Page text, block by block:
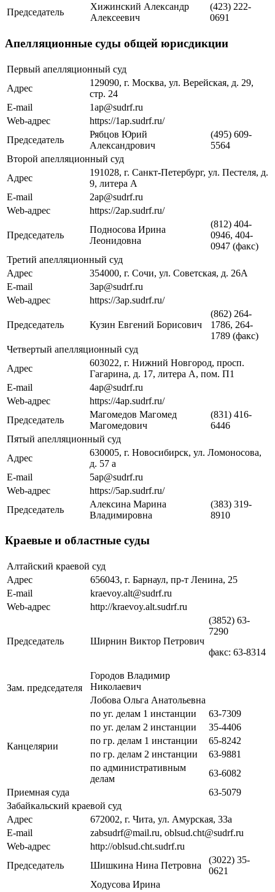
Председатель
Хижинский Александр
Алексеевич
(423) 222-
0691
Апелляционные суды общей юрисдикции
Первый апелляционный суд
Адрес
129090, г. Москва, ул. Верейская, д. 29,
стр. 24
E-mail
1ap@sudrf.ru
Web-адрес
https://1ap.sudrf.ru/
Председатель
Рябцов Юрий
Александрович
(495) 609-
5564
Второй апелляционный суд
Адрес
191028, г. Санкт-Петербург, ул. Пестеля, д.
9, литера А
E-mail
2ap@sudrf.ru
Web-адрес
https://2ap.sudrf.ru/
Председатель
Подносова Ирина
Леонидовна
(812) 404-
0946, 404-
0947 (факс)
Третий апелляционный суд
Адрес
354000, г. Сочи, ул. Советская, д. 26А
E-mail
3ap@sudrf.ru
Web-адрес
https://3ap.sudrf.ru/
Председатель Кузин Евгений Борисович
(862) 264-
1786, 264-
1789 (факс)
Четвертый апелляционный суд
Адрес
603022, г. Нижний Новгород, просп.
Гагарина, д. 17, литера А, пом. П1
E-mail
4ap@sudrf.ru
Web-адрес
https://4ap.sudrf.ru/
Председатель
Магомедов Магомед
Магомедович
(831) 416-
6446
Пятый апелляционный суд
Адрес
630005, г. Новосибирск, ул. Ломоносова,
д. 57 а
E-mail
5ap@sudrf.ru
Web-адрес
https://5ap.sudrf.ru/
Председатель
Алексина Марина
Владимировна
(383) 319-
8910
Краевые и областные суды
Алтайский краевой суд
Адрес
656043, г. Барнаул, пр-т Ленина, 25
E-mail
kraevoy.alt@sudrf.ru
Web-адрес
http://kraevoy.alt.sudrf.ru
Председатель Ширнин Виктор Петрович
(3852) 63-
7290
факс: 63-8314
Зам. председателя
Городов Владимир
Николаевич
Лобова Ольга Анатольевна
Канцелярии
по уг. делам 1 инстанции
63-7309
по уг. делам 2 инстанции
35-4406
по гр. делам 1 инстанции
65-8242
по гр. делам 2 инстанции
63-9881
по административным
делам
63-6082
Приемная суда
63-5079
Забайкальский краевой суд
Адрес
672002, г. Чита, ул. Амурская, 33а
E-mail
zabsudrf@mail.ru, oblsud.cht@sudrf.ru
Web-адрес
http://oblsud.cht.sudrf.ru
Председатель
Шишкина Нина Петровна
(3022) 35-
0621
Ходусова Ирина